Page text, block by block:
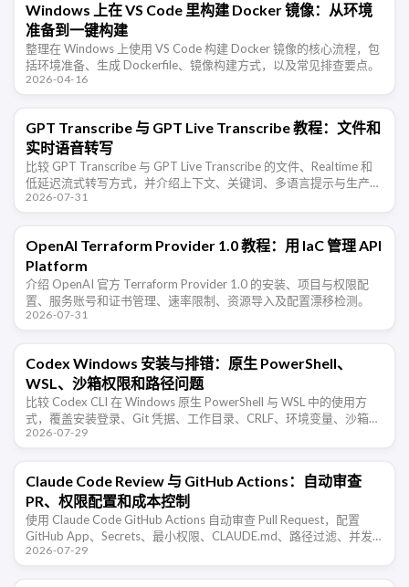
Windows 上在 VS Code 里构建 Docker 镜像：从环境
准备到一键构建
整理在 Windows 上使用 VS Code 构建 Docker 镜像的核心流程，包
括环境准备、生成 Dockerfile、镜像构建方式，以及常见排查要点。
2026-04-16
GPT Transcribe 与 GPT Live Transcribe 教程：文件和
实时语音转写
比较 GPT Transcribe 与 GPT Live Transcribe 的文件、Realtime 和
低延迟流式转写方式，并介绍上下文、关键词、多语言提示与生产部
署注意事项。
2026-07-31
OpenAI Terraform Provider 1.0 教程：用 IaC 管理 API
Platform
介绍 OpenAI 官方 Terraform Provider 1.0 的安装、项目与权限配
置、服务账号和证书管理、速率限制、资源导入及配置漂移检测。
2026-07-31
Codex Windows 安装与排错：原生 PowerShell、
WSL、沙箱权限和路径问题
比较 Codex CLI 在 Windows 原生 PowerShell 与 WSL 中的使用方
式，覆盖安装登录、Git 凭据、工作目录、CRLF、环境变量、沙箱审
批和常见权限错误。
2026-07-29
Claude Code Review 与 GitHub Actions：自动审查
PR、权限配置和成本控制
使用 Claude Code GitHub Actions 自动审查 Pull Request，配置
GitHub App、Secrets、最小权限、CLAUDE.md、路径过滤、并发
取消和误报验收。
2026-07-29